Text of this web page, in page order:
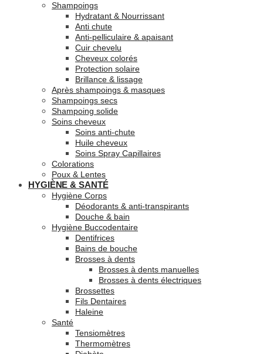
Shampoings
Hydratant & Nourrissant
Anti chute
Anti-pelliculaire & apaisant
Cuir chevelu
Cheveux colorés
Protection solaire
Brillance & lissage
Après shampoings & masques
Shampoings secs
Shampoing solide
Soins cheveux
Soins anti-chute
Huile cheveux
Soins Spray Capillaires
Colorations
Poux & Lentes
HYGIÈNE & SANTÉ
Hygiène Corps
Déodorants & anti-transpirants
Douche & bain
Hygiène Buccodentaire
Dentifrices
Bains de bouche
Brosses à dents
Brosses à dents manuelles
Brosses à dents électriques
Brossettes
Fils Dentaires
Haleine
Santé
Tensiomètres
Thermomètres